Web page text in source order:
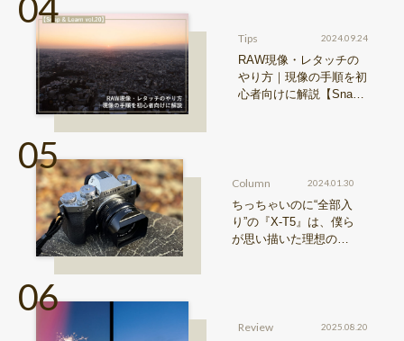
Tips 2024.09.24
RAW現像・レタッチの
やり方｜現像の手順を初
心者向けに解説【Snap
Column 2024.01.30
ちっちゃいのに“全部入
り”の『X-T5』は、僕ら
が思い描いた理想の写
Review 2025.08.20